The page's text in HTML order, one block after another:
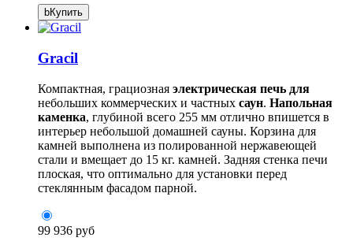
bКупить
Gracil
Компактная, грациозная электрическая печь для
небольших коммерческих и частных саун. Напольная
каменка, глубиной всего 255 мм отлично впишется в
интерьер небольшой домашней сауны. Корзина для
камней выполнена из полированной нержавеющей
стали и вмещает до 15 кг. камней. Задняя стенка печи
плоская, что оптимально для установки перед
стеклянным фасадом парной.
99 936 руб